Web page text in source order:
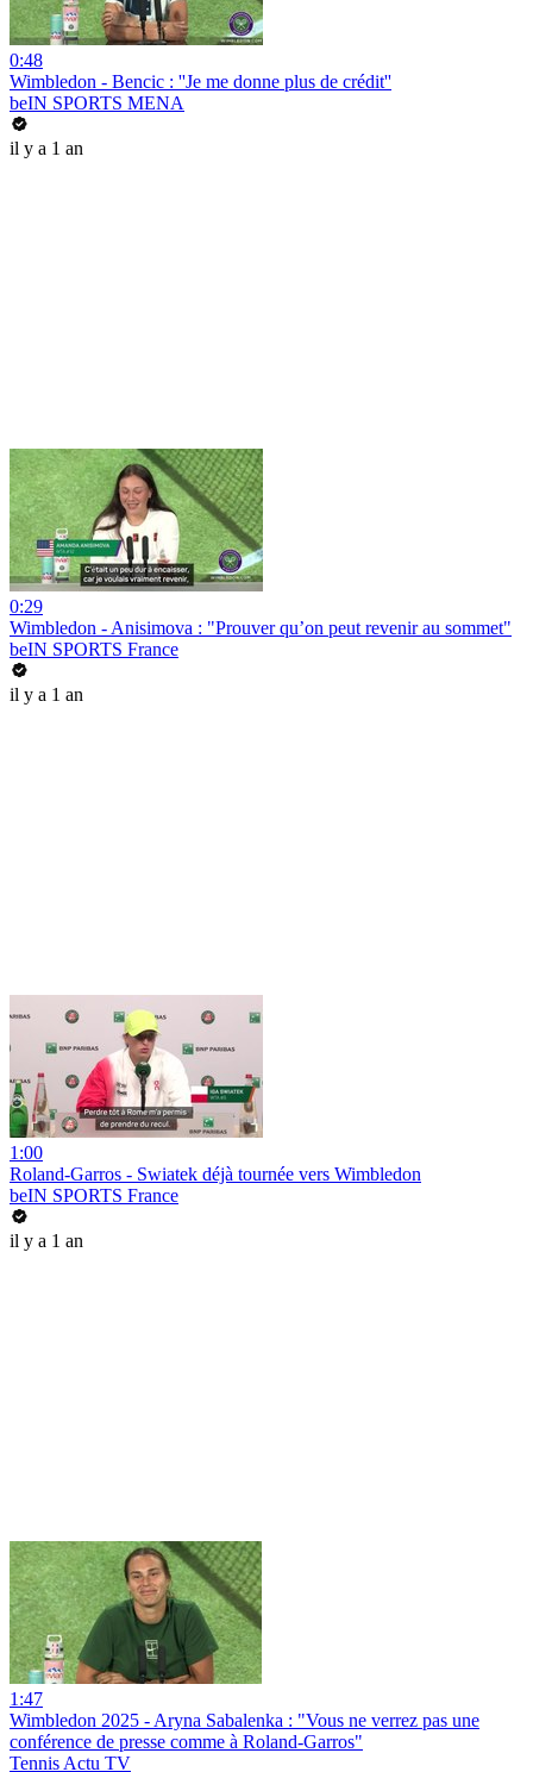
0:48
Wimbledon - Bencic : ''Je me donne plus de crédit''
beIN SPORTS MENA
il y a 1 an
0:29
Wimbledon - Anisimova : "Prouver qu’on peut revenir au sommet"
beIN SPORTS France
il y a 1 an
1:00
Roland-Garros - Swiatek déjà tournée vers Wimbledon
beIN SPORTS France
il y a 1 an
1:47
Wimbledon 2025 - Aryna Sabalenka : "Vous ne verrez pas une
conférence de presse comme à Roland-Garros"
Tennis Actu TV